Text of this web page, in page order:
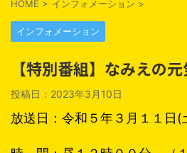
HOME > インフォメーション >
インフォメーション
【特別番組】なみえの
投稿日： 2023年3月10日
放送日：令和５年３月１１日(